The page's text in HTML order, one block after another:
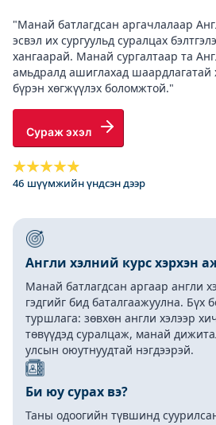
"Манай батлагдсан аргачлалаар
эсвэл их сургуульд суралцах
хангаарай. Манай сургалтаар та
амьдралд ашиглахад шаардлагатай
бүрэн хөгжүүлэх боломжтой."
Сураж эхэл
46 шүүмжийн үндсэн дээр
Англи хэлний курс хэрхэн
Манай батлагдсан аргаар англи
гэдгийг бид баталгаажуулна. Бүх
туршлага: зөвхөн англи хэлээр
төвүүдэд суралцаж, манай
улсын оюутнуудтай нэгдээрэй.
Би юу сурах вэ?
Таны одоогийн түвшинд